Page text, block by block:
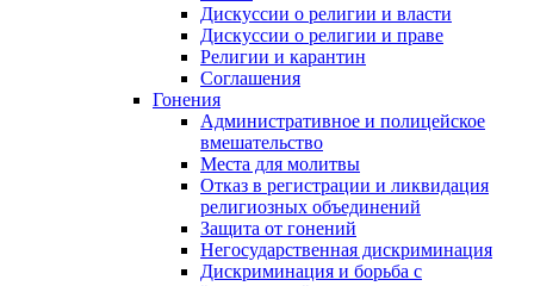
Дискуссии о религии и власти
Дискуссии о религии и праве
Религии и карантин
Соглашения
Гонения
Административное и полицейское
вмешательство
Места для молитвы
Отказ в регистрации и ликвидация
религиозных объединений
Защита от гонений
Негосударственная дискриминация
Дискриминация и борьба с